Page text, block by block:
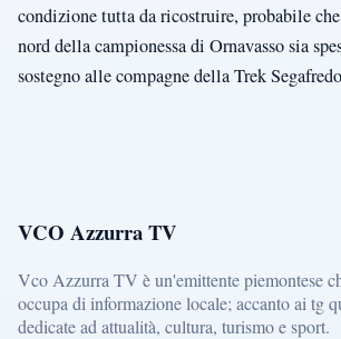
condizione tutta da ricostruire, probabile
nord della campionessa di Ornavasso sia
sostegno alle compagne della Trek Segafredo
VCO Azzurra TV
Vco Azzurra TV è un'emittente piemontese
occupa di informazione locale; accanto ai tg
dedicate ad attualità, cultura, turismo e sport.